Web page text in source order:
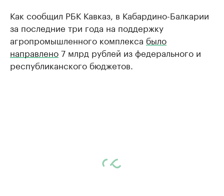
Как сообщил РБК Кавказ, в Кабардино-Балкарии
за последние три года на поддержку
агропромышленного комплекса было
направлено7 млрд рублей из федерального и
республиканского бюджетов.